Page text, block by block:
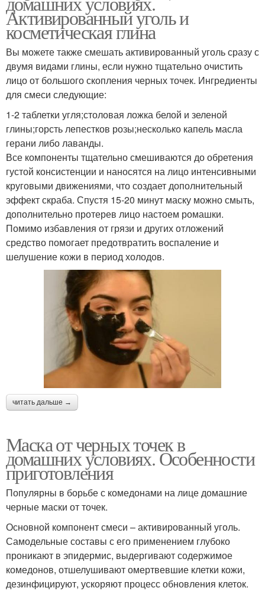
Активированный уголь и
косметическая глина
Вы можете также смешать активированный уголь сразу с
двумя видами глины, если нужно тщательно очистить
лицо от большого скопления черных точек. Ингредиенты
для смеси следующие:
1-2 таблетки угля;столовая ложка белой и зеленой
глины;горсть лепестков розы;несколько капель масла
герани либо лаванды.
Все компоненты тщательно смешиваются до обретения
густой консистенции и наносятся на лицо интенсивными
круговыми движениями, что создает дополнительный
эффект скраба. Спустя 15-20 минут маску можно смыть,
дополнительно протерев лицо настоем ромашки.
Помимо избавления от грязи и других отложений
средство помогает предотвратить воспаление и
шелушение кожи в период холодов.
читать дальше →
Маска от черных точек в
домашних условиях. Особенности
приготовления
Популярны в борьбе с комедонами на лице домашние
черные маски от точек.
Основной компонент смеси – активированный уголь.
Самодельные составы с его применением глубоко
проникают в эпидермис, выдергивают содержимое
комедонов, отшелушивают омертвевшие клетки кожи,
дезинфицируют, ускоряют процесс обновления клеток.